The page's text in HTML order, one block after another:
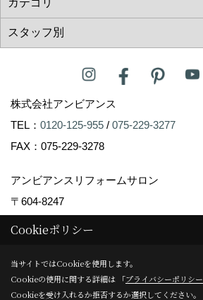
株式会社アンビアンス
TEL： 0120-125-955 / 075-229-3277
FAX：075-229-3278
アンビアンスリフォームサロン
〒604-8247
京都市中京区塩屋町59
FAX：075-229-3008
＜営業時間＞10:00～17:00
Cookieポリシー
当サイトではCookieを使用します。
Cookieの使用に関する詳細は 「プライバシーポリシー
Cookieを受け入れるか拒否するか選択してください。